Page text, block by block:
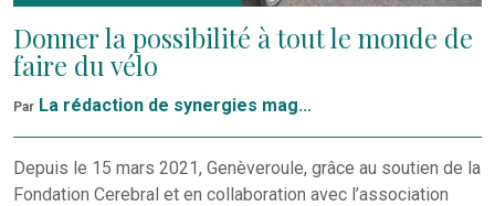
Donner la possibilité à tout le monde de
faire du vélo
Par La rédaction de synergies mag...
Depuis le 15 mars 2021, Genèveroule, grâce au soutien de la
Fondation Cerebral et en collaboration avec l’association